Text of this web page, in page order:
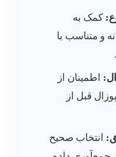
کمک به
و متناسب با
اطمینان از
قبل از
انتخاب صحیح